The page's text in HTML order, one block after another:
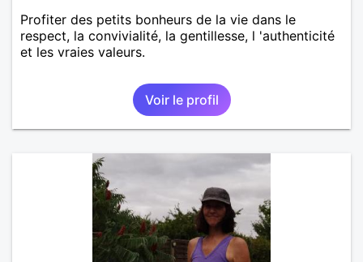
Profiter des petits bonheurs de la vie dans le
respect, la convivialité, la gentillesse, l 'authenticité
et les vraies valeurs.
Voir le profil